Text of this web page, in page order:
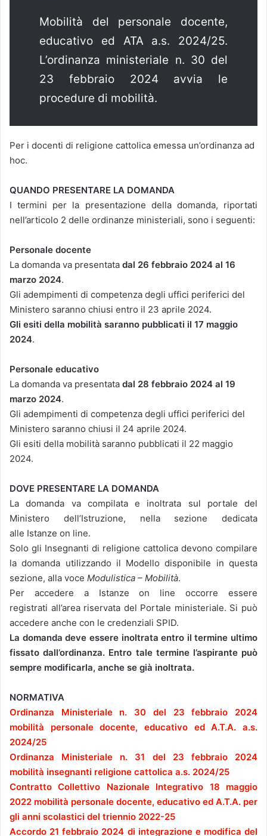
Mobilità del personale docente,
educativo ed ATA a.s. 2024/25.
L’ordinanza ministeriale n. 30 del
23 febbraio 2024 avvia le
procedure di mobilità.
Per i docenti di religione cattolica emessa un’ordinanza ad
hoc.
QUANDO PRESENTARE LA DOMANDA
I termini per la presentazione della domanda, riportati
nell’articolo 2 delle ordinanze ministeriali, sono i seguenti:
Personale docente
La domanda va presentata dal 26 febbraio 2024 al 16
marzo 2024.
Gli adempimenti di competenza degli uffici periferici del
Ministero saranno chiusi entro il 23 aprile 2024.
Gli esiti della mobilità saranno pubblicati il 17 maggio
2024.
Personale educativo
La domanda va presentata dal 28 febbraio 2024 al 19
marzo 2024.
Gli adempimenti di competenza degli uffici periferici del
Ministero saranno chiusi il 24 aprile 2024.
Gli esiti della mobilità saranno pubblicati il 22 maggio
2024.
DOVE PRESENTARE LA DOMANDA
La domanda va compilata e inoltrata sul portale del
Ministero dell’Istruzione, nella sezione dedicata
alle Istanze on line.
Solo gli Insegnanti di religione cattolica devono compilare
la domanda utilizzando il Modello disponibile in questa
sezione, alla voce Modulistica – Mobilità.
Per accedere a Istanze on line occorre essere
registrati all’area riservata del Portale ministeriale. Si può
accedere anche con le credenziali SPID.
La domanda deve essere inoltrata entro il termine ultimo
fissato dall’ordinanza. Entro tale termine l’aspirante può
sempre modificarla, anche se già inoltrata.
NORMATIVA
Ordinanza Ministeriale n. 30 del 23 febbraio 2024
mobilità personale docente, educativo ed A.T.A. a.s.
2024/25
Ordinanza Ministeriale n. 31 del 23 febbraio 2024
mobilità insegnanti religione cattolica a.s. 2024/25
Contratto Collettivo Nazionale Integrativo 18 maggio
2022 mobilità personale docente, educativo ed A.T.A. per
gli anni scolastici del triennio 2022-25
Accordo 21 febbraio 2024 di integrazione e modifica del